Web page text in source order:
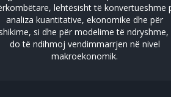
lehtësisht të konvertueshme
analiza kuantitative, ekonomike dhe për
si dhe për modelime të ndryshme,
do të ndihmoj vendimmarrjen në nivel
makroekonomik.